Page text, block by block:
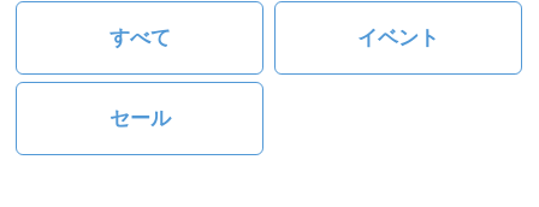
すべて イベント
セール